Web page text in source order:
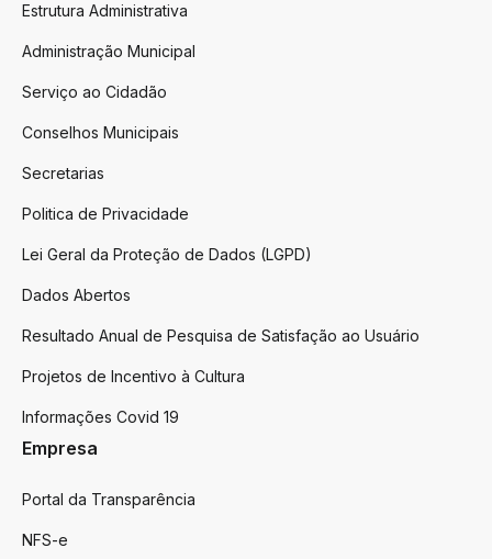
Estrutura Administrativa
Administração Municipal
Serviço ao Cidadão
Conselhos Municipais
Secretarias
Politica de Privacidade
Lei Geral da Proteção de Dados (LGPD)
Dados Abertos
Resultado Anual de Pesquisa de Satisfação ao Usuário
Projetos de Incentivo à Cultura
Informações Covid 19
Empresa
Portal da Transparência
NFS-e